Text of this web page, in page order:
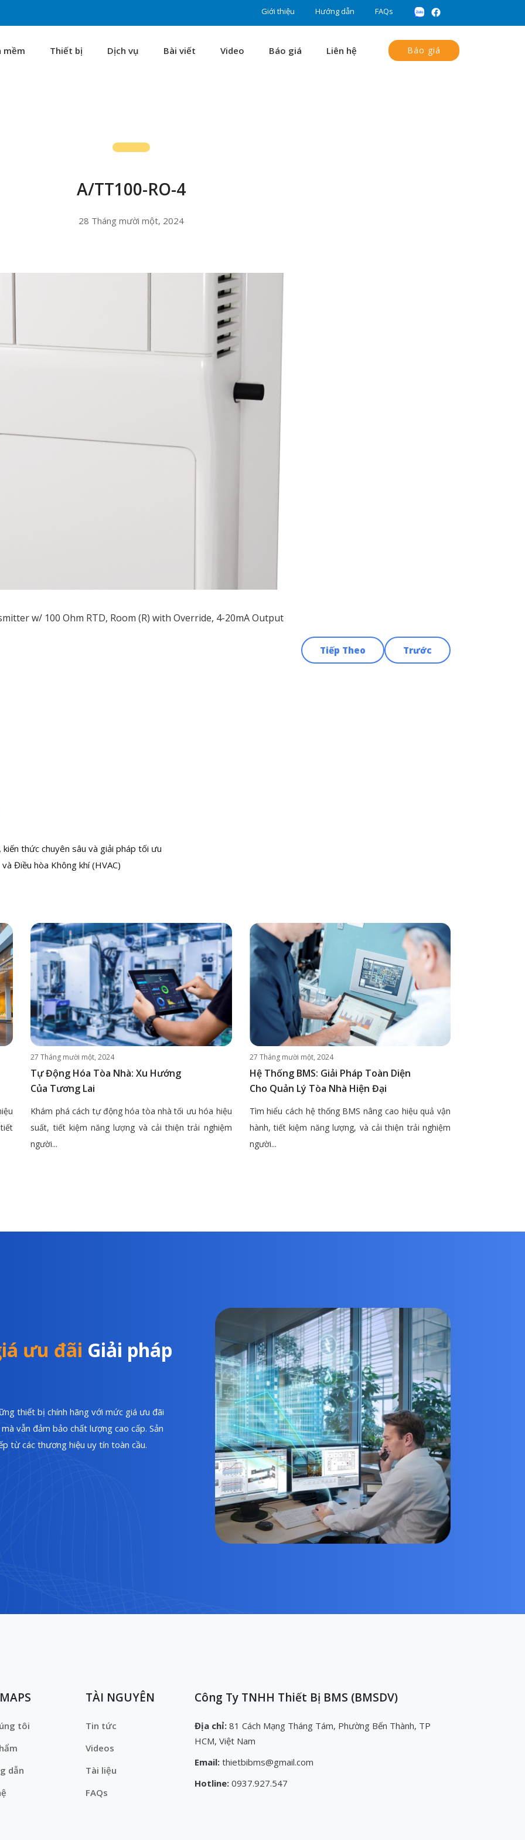
Giới thiệu Hướng dẫn FAQs
mềm Thiết bị Dịch vụ Bài viết Video Báo giá Liên hệ Báo giá
A/TT100-RO-4
28 Tháng mười một, 2024
w/ 100 Ohm RTD, Room (R) with Override, 4-20mA Output
Trước
Tiếp Theo
thức chuyên sâu và giải pháp tối ưu
Điều hòa Không khí (HVAC)
27 Tháng mười một, 2024
Tự Động Hóa Tòa Nhà: Xu Hướng
Của Tương Lai
Khám phá cách tự động hóa tòa nhà tối ưu hóa hiệu
suất, tiết kiệm năng lượng và cải thiện trải nghiệm
người...
27 Tháng mười một, 2024
Hệ Thống BMS: Giải Pháp Toàn Diện
Cho Quản Lý Tòa Nhà Hiện Đại
Tìm hiểu cách hệ thống BMS nâng cao hiệu quả vận
hành, tiết kiệm năng lượng, và cải thiện trải nghiệm
người...
ưu đãi Giải pháp
thiết bị chính hãng với mức giá ưu đãi
vẫn đảm bảo chất lượng cao cấp. Sản
từ các thương hiệu uy tín toàn cầu.
tôi
dẫn
TÀI NGUYÊN
Tin tức
Videos
Tài liệu
FAQs
Công Ty TNHH Thiết Bị BMS (BMSDV)
Địa chỉ: 81 Cách Mạng Tháng Tám, Phường Bến Thành, TP
HCM, Việt Nam
Email: thietbibms@gmail.com
Hotline: 0937.927.547